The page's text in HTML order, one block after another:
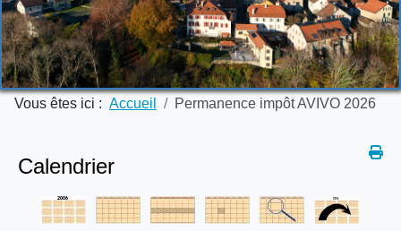
Vous êtes ici : Accueil Permanence impôt AVIVO 2026
Calendrier